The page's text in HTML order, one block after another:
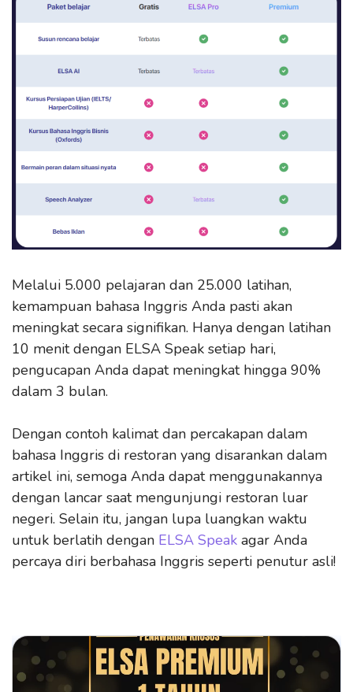
Melalui 5.000 pelajaran dan 25.000 latihan,
kemampuan bahasa Inggris Anda pasti akan
meningkat secara signifikan. Hanya dengan latihan
10 menit dengan ELSA Speak setiap hari,
pengucapan Anda dapat meningkat hingga 90%
dalam 3 bulan.
Dengan contoh kalimat dan percakapan dalam
bahasa Inggris di restoran yang disarankan dalam
artikel ini, semoga Anda dapat menggunakannya
dengan lancar saat mengunjungi restoran luar
negeri. Selain itu, jangan lupa luangkan waktu
untuk berlatih dengan ELSA Speak agar Anda
percaya diri berbahasa Inggris seperti penutur asli!